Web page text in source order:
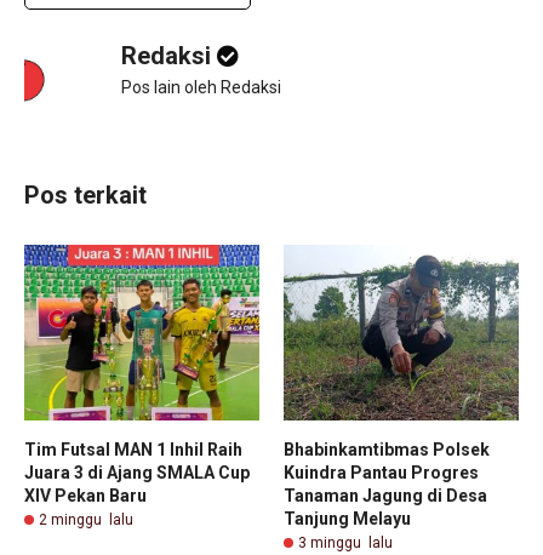
Redaksi
Pos lain oleh Redaksi
Pos terkait
Tim Futsal MAN 1 Inhil Raih
Juara 3 di Ajang SMALA Cup
XIV Pekan Baru
2 minggu lalu
Bhabinkamtibmas Polsek
Kuindra Pantau Progres
Tanaman Jagung di Desa
Tanjung Melayu
3 minggu lalu